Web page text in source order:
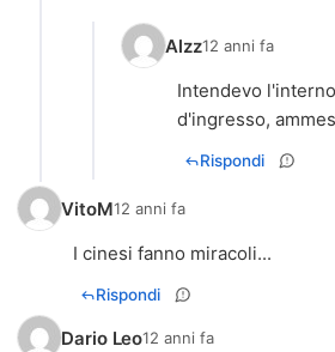
Alzz12 anni fa
Intendevo
d'ingresso,
Rispondi
VitoM12 anni fa
I cinesi fanno miracoli...
Rispondi
Dario Leo12 anni fa